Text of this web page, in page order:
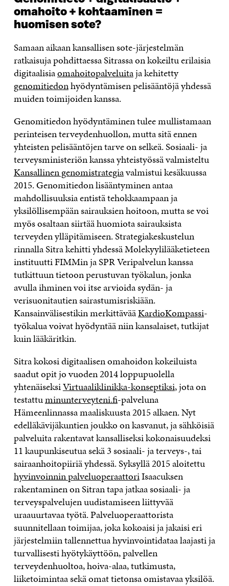
omahoito + kohtaaminen =
huomisen sote?
Samaan aikaan kansallisen sote-järjestelmän
ratkaisuja pohdittaessa Sitrassa on kokeiltu erilaisia
digitaalisiaomahoitopalveluitaja kehitetty
genomitiedonhyödyntämisen pelisääntöjä yhdessä
muiden toimijoiden kanssa.
Genomitiedon hyödyntäminen tulee mullistamaan
perinteisen terveydenhuollon, mutta sitä ennen
yhteisten pelisääntöjen tarve on selkeä. Sosiaali- ja
terveysministeriön kanssa yhteistyössä valmisteltu
Kansallinen genomistrategiavalmistui kesäkuussa
2015. Genomitiedon lisääntyminen antaa
mahdollisuuksia entistä tehokkaampaan ja
yksilöllisempään sairauksien hoitoon, mutta se voi
myös osaltaan siirtää huomiota sairauksista
terveyden ylläpitämiseen. Strategiakeskustelun
rinnalla Sitra kehitti yhdessä Molekyylilääketieteen
instituutti FIMMin ja SPR Veripalvelun kanssa
tutkittuun tietoon perustuvan työkalun, jonka
avulla ihminen voi itse arvioida sydän- ja
verisuonitautien sairastumisriskiään.
Kansainvälisestikin merkittävääKardioKompassi-
työkalua voivat hyödyntää niin kansalaiset, tutkijat
kuin lääkäritkin.
Sitra kokosi digitaalisen omahoidon kokeiluista
saadut opit jo vuoden 2014 loppupuolella
yhtenäiseksiVirtuaaliklinikka-konseptiksi, jota on
testattuminunterveyteni.fi-palveluna
Hämeenlinnassa maaliskuusta 2015 alkaen. Nyt
edelläkävijäkuntien joukko on kasvanut, ja sähköisiä
palveluita rakentavat kansalliseksi kokonaisuudeksi
11 kaupunkiseutua sekä 3 sosiaali- ja terveys-, tai
sairaanhoitopiiriä yhdessä. Syksyllä 2015 aloitettu
hyvinvoinnin palveluoperaattoriIsaacuksen
rakentaminen on Sitran tapa jatkaa sosiaali- ja
terveyspalvelujen uudistamiseen liittyvää
uraauurtavaa työtä. Palveluoperaattorista
suunnitellaan toimijaa, joka kokoaisi ja jakaisi eri
järjestelmiin tallennettua hyvinvointidataa laajasti ja
turvallisesti hyötykäyttöön, palvellen
terveydenhuoltoa, hoiva-alaa, tutkimusta,
liiketoimintaa sekä omat tietonsa omistavaa yksilöä.